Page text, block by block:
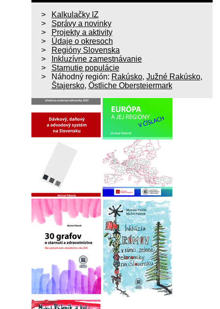
Kalkulačky IZ
Správy a novinky
Projekty a aktivity
Údaje o okresoch
Regióny Slovenska
Inkluzívne zamestnávanie
Starnutie populácie
Náhodný región: Rakúsko, Južné Rakúsko,
Štajersko, Östliche Obersteiermark